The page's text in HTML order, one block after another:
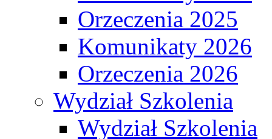
Orzeczenia 2025
Komunikaty 2026
Orzeczenia 2026
Wydział Szkolenia
Wydział Szkolenia